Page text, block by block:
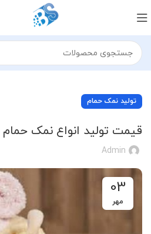
تولید نمک حمام
قیمت تولید انواع نمک
Admin
03
مهر